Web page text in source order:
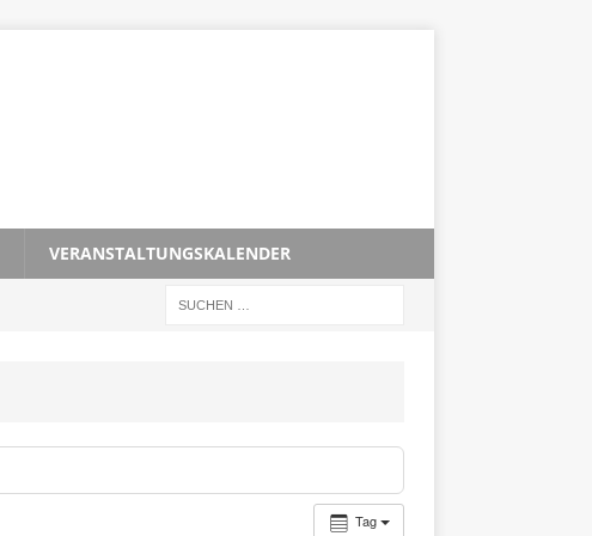
VERANSTALTUNGSKALENDER
Tag